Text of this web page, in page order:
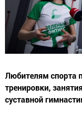
Любителям спорта
тренировки,
суставной